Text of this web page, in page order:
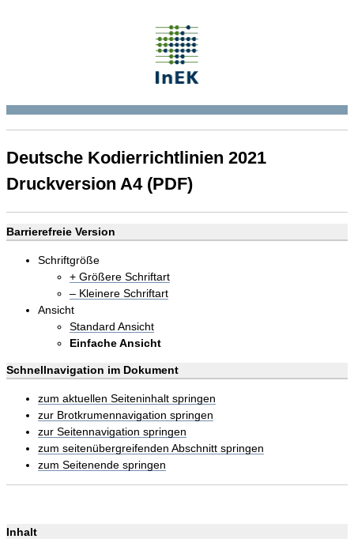
Deutsche Kodierrichtlinien 2021
Druckversion A4 (PDF)
Barrierefreie Version
Schriftgröße
+ Größere Schriftart
– Kleinere Schriftart
Ansicht
Standard Ansicht
Einfache Ansicht
Schnellnavigation im Dokument
zum aktuellen Seiteninhalt springen
zur Brotkrumennavigation springen
zur Seitennavigation springen
zum seitenübergreifenden Abschnitt springen
zum Seitenende springen
Inhalt